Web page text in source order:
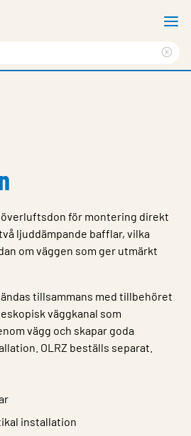
för montering direkt
ljuddämpande bafflar, vilka
om väggen som ger utmärkt
tillsammans med tillbehöret
väggkanal som
vägg och skapar goda
OLRZ beställs separat.
installation